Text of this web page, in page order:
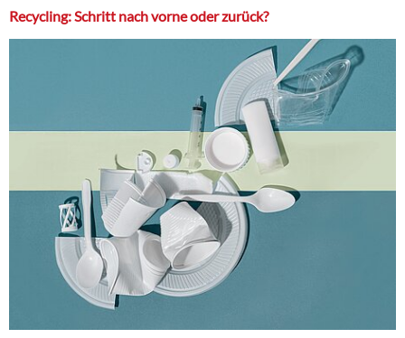
Recycling: Schritt nach vorne oder zurück?